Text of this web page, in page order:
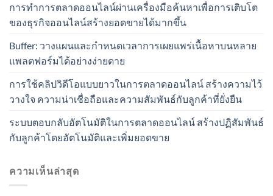
การทำการตลาดออนไลน์ผ่านเครื่องมือค้นหาเพื่อการเติบโต
ของธุรกิจออนไลน์สร้างยอดขายได้มากขึ้น
Buffer: วางแผนและกำหนดเวลาการเผยแพร่เนื้อหาบนหลาย
แพลตฟอร์มได้อย่างง่ายดาย
การใช้คลิปวิดีโอแบบยาวในการตลาดออนไลน์ สร้างความไว้
วางใจ ความน่าเชื่อถือและความสัมพันธ์กับลูกค้าที่ยั่งยืน
ระบบตอบกลับอัตโนมัติในการตลาดออนไลน์ สร้างปฏิสัมพันธ์
กับลูกค้าโดยอัตโนมัติและเพิ่มยอดขาย
ความเห็นล่าสุด